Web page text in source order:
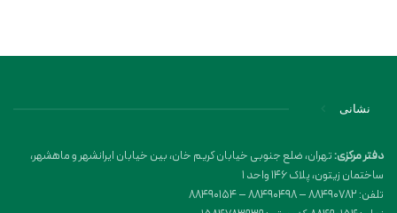
نشانی
دفتر مرکزی:تهران، ضلع جنوبی خیابان کریم خان، بین خیابان ایرانشهر و ماهشهر،
ساختمان زیتون، پلاک 146 واحد 1
تلفن: 88490782 – 88490498 – 88490154